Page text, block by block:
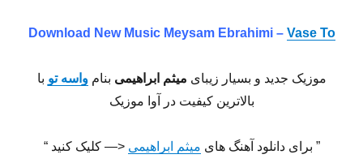
Download New Music Meysam Ebrahimi – Vase To
موزیک جدید و بسیار زیبای میثم ابراهیمی بنامواسه تو با
بالاترین کیفیت در آوا موزیک
” برای دانلود آهنگ های میثم ابراهیمی <— کلیک کنید “